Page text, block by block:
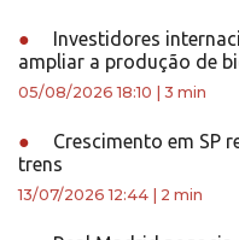
●
Investidores
ampliar a produção de
05/08/2026 18:10 3 min
●
Crescimento em SP
trens
13/07/2026 12:44 2 min